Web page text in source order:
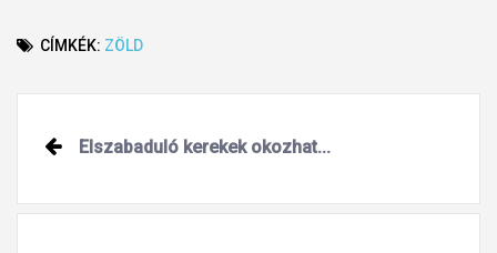
CÍMKÉK: ZÖLD
Post
navigation
Elszabaduló kerekek okozhat...